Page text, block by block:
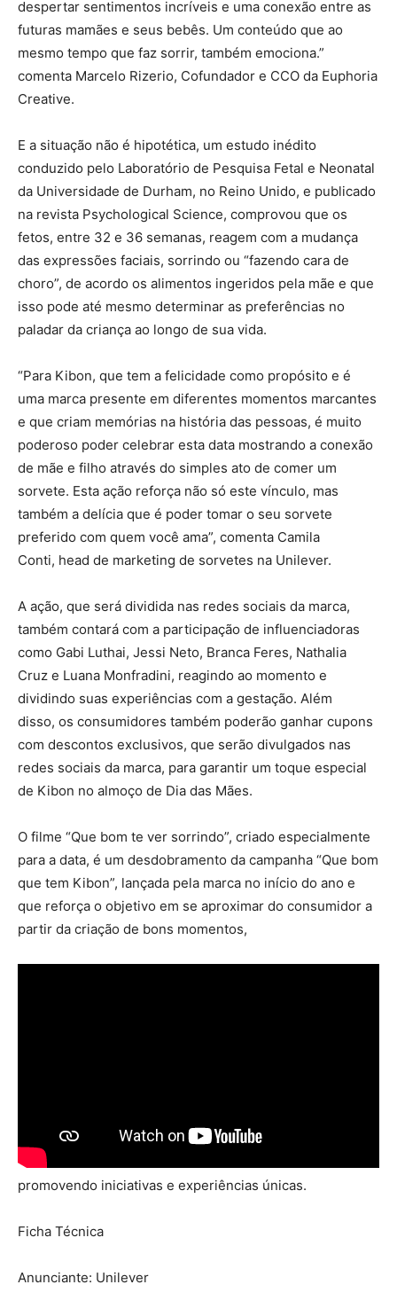
despertar sentimentos incríveis e uma conexão entre as
futuras mamães e seus bebês. Um conteúdo que ao
mesmo tempo que faz sorrir, também emociona.”
comenta Marcelo Rizerio, Cofundador e CCO da Euphoria
Creative.
E a situação não é hipotética, um estudo inédito
conduzido pelo Laboratório de Pesquisa Fetal e Neonatal
da Universidade de Durham, no Reino Unido, e publicado
na revista Psychological Science, comprovou que os
fetos, entre 32 e 36 semanas, reagem com a mudança
das expressões faciais, sorrindo ou “fazendo cara de
choro”, de acordo os alimentos ingeridos pela mãe e que
isso pode até mesmo determinar as preferências no
paladar da criança ao longo de sua vida.
“Para Kibon, que tem a felicidade como propósito e é
uma marca presente em diferentes momentos marcantes
e que criam memórias na história das pessoas, é muito
poderoso poder celebrar esta data mostrando a conexão
de mãe e filho através do simples ato de comer um
sorvete. Esta ação reforça não só este vínculo, mas
também a delícia que é poder tomar o seu sorvete
preferido com quem você ama”, comenta Camila
Conti, head de marketing de sorvetes na Unilever.
A ação, que será dividida nas redes sociais da marca,
também contará com a participação de influenciadoras
como Gabi Luthai, Jessi Neto, Branca Feres, Nathalia
Cruz e Luana Monfradini, reagindo ao momento e
dividindo suas experiências com a gestação. Além
disso, os consumidores também poderão ganhar cupons
com descontos exclusivos, que serão divulgados nas
redes sociais da marca, para garantir um toque especial
de Kibon no almoço de Dia das Mães.
O filme “Que bom te ver sorrindo”, criado especialmente
para a data, é um desdobramento da campanha “Que bom
que tem Kibon”, lançada pela marca no início do ano e
que reforça o objetivo em se aproximar do consumidor a
partir da criação de bons momentos,
promovendo iniciativas e experiências únicas.
Ficha Técnica
Anunciante: Unilever